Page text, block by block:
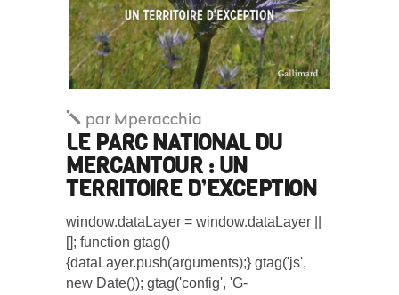
par Mperacchia
LE PARC NATIONAL DU
MERCANTOUR : UN
TERRITOIRE D’EXCEPTION
window.dataLayer = window.dataLayer ||
[]; function gtag()
{dataLayer.push(arguments);} gtag('js',
new Date()); gtag('config', 'G-